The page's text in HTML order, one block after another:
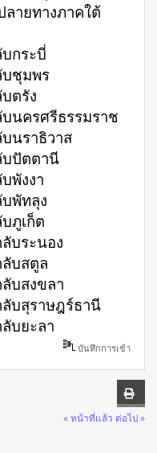
ายทางภาคใต้
กระบี่
ชุมพร
ตรัง
นครศรีธรรมราช
นราธิวาส
ปัตตานี
พังงา
พัทลุง
ภูเก็ต
บระนอง
บสตูล
บสงขลา
บสุราษฎร์ธานี
บยะลา
บันทึกการเข้า
« หน้าที่แล้ว ต่อไป »